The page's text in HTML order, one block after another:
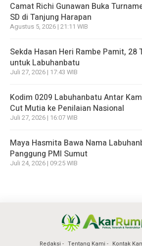
Camat Richi Gunawan Buka
SD di Tanjung Harapan
Agustus 5, 2026 | 21:11 WIB
Sekda Hasan Heri Rambe Pamit, 28
untuk Labuhanbatu
Juli 27, 2026 | 17:43 WIB
Kodim 0209 Labuhanbatu Antar
Cut Mutia ke Penilaian Nasional
Juli 27, 2026 | 16:07 WIB
Maya Hasmita Bawa Nama
Panggung PMI Sumut
Juli 24, 2026 | 09:25 WIB
Redaksi Tentang Kami Kontak